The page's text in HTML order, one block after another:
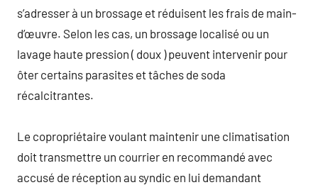
s’adresser à un brossage et réduisent les frais de main-
d’œuvre. Selon les cas, un brossage localisé ou un
lavage haute pression ( doux ) peuvent intervenir pour
ôter certains parasites et tâches de soda
récalcitrantes.
Le copropriétaire voulant maintenir une climatisation
doit transmettre un courrier en recommandé avec
accusé de réception au syndic en lui demandant